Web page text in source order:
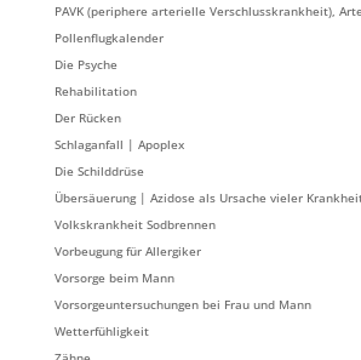
PAVK (periphere arterielle Verschlusskrankheit),
Pollenflugkalender
Die Psyche
Rehabilitation
Der Rücken
Schlaganfall | Apoplex
Die Schilddrüse
Übersäuerung | Azidose als Ursache vieler
Volkskrankheit Sodbrennen
Vorbeugung für Allergiker
Vorsorge beim Mann
Vorsorgeuntersuchungen bei Frau und Mann
Wetterfühligkeit